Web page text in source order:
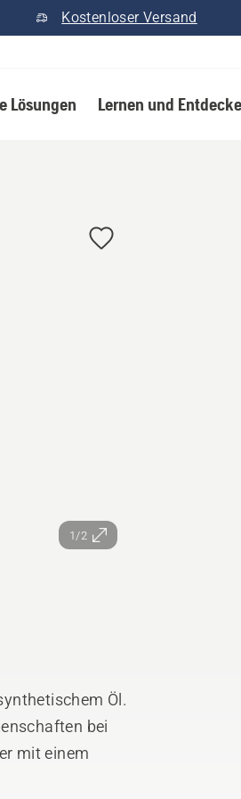
Kostenloser Versand
Lösungen Lernen und
1/2
Öl.
bei
mit einem